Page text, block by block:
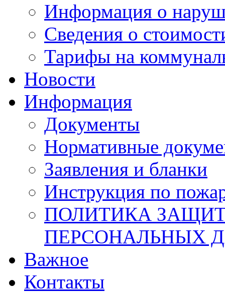
Информация о
Сведения о
Тарифы на
Новости
Информация
Документы
Нормативные
Заявления и бланки
Инструкция по
ПОЛИТИКА
ПЕРСОНАЛЬНЫХ
Важное
Контакты